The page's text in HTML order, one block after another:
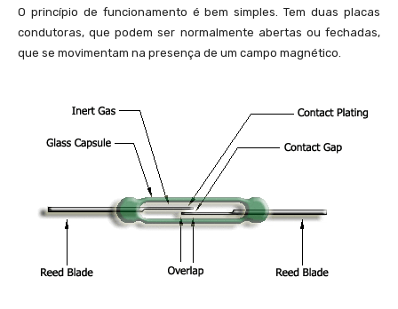
O princípio de funcionamento é bem simples. Tem duas placas
condutoras, que podem ser normalmente abertas ou fechadas,
que se movimentam na presença de um campo magnético.